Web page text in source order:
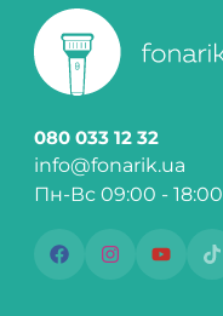
080 033 12 32
info@fonarik.ua
Пн-Вс 09:00 - 18:00